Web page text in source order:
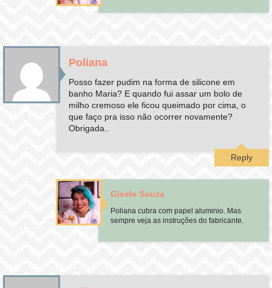
Poliana
Posso fazer pudim na forma de silicone em
banho Maria? E quando fui assar um bolo de
milho cremoso ele ficou queimado por cima, o
que faço pra isso não ocorrer novamente?
Obrigada..
Reply
Gisele Souza
Poliana cubra com papel aluminio. Mas
sempre veja as instruções do fabricante.